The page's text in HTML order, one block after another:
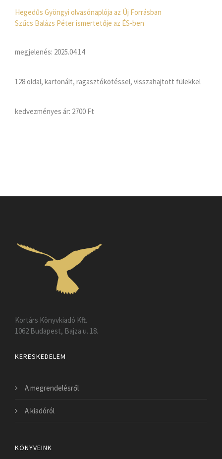
Hegedűs Gyöngyi olvasónaplója az Új Forrásban
Szűcs Balázs Péter ismertetője az ÉS-ben
megjelenés: 2025.04.14
128 oldal, kartonált, ragasztókötéssel, visszahajtott fülekkel
kedvezményes ár: 2700 Ft
Kortárs Könyvkiadó Kft.
1062 Budapest, Bajza u. 18.
KERESKEDELEM
A megrendelésről
A kiadóról
KÖNYVEINK